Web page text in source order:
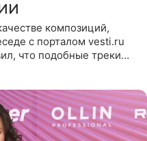
композиций,
с порталом vesti.ru
что подобные треки